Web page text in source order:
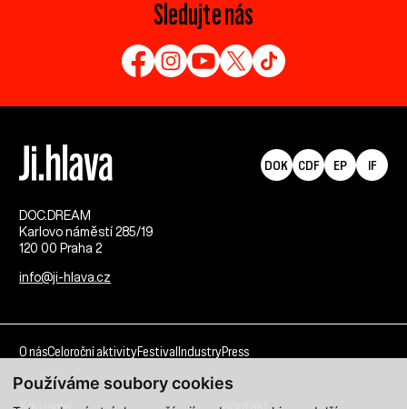
Používáme soubory cookies
Sledujte nás
DOC.DREAM​
Karlovo náměstí 285/19
120 00 Praha 2
info@ji-hlava.cz
DOK CDF EP IF
O násCeloroční aktivityFestival IndustryPress